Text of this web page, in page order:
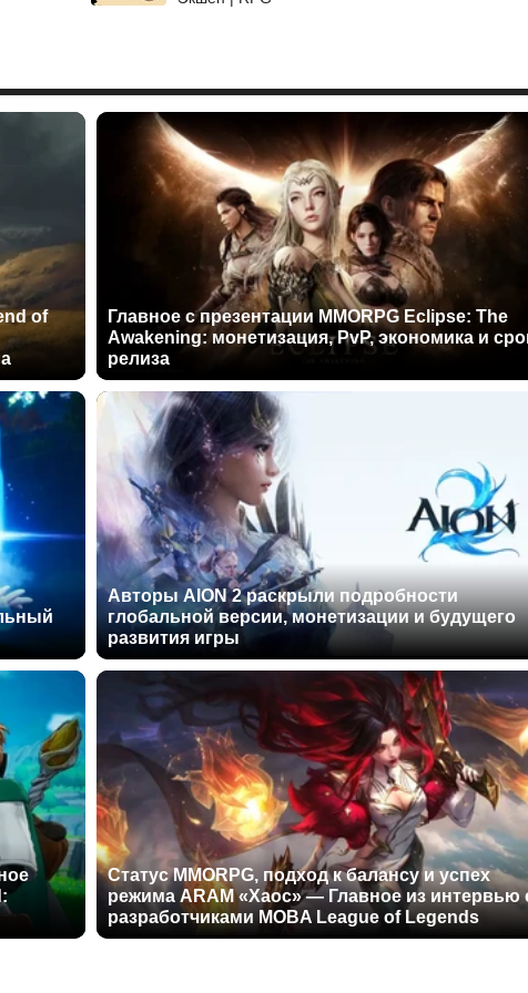
of
Главное с презентации MMORPG Eclipse: The
Awakening: монетизация, PvP, экономика и
релиза
Авторы AION 2 раскрыли подробности
глобальной версии, монетизации и будущего
развития игры
Статус MMORPG, подход к балансу и успех
режима ARAM «Хаос» — Главное из интервью
разработчиками MOBA League of Legends